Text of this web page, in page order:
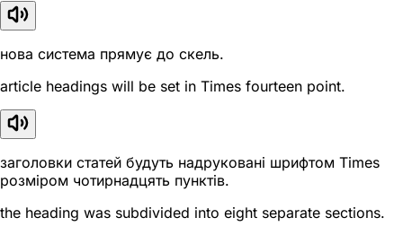
нова система прямує до скель.
article headings will be set in Times fourteen point.
заголовки статей будуть надруковані шрифтом Times
розміром чотирнадцять пунктів.
the heading was subdivided into eight separate sections.